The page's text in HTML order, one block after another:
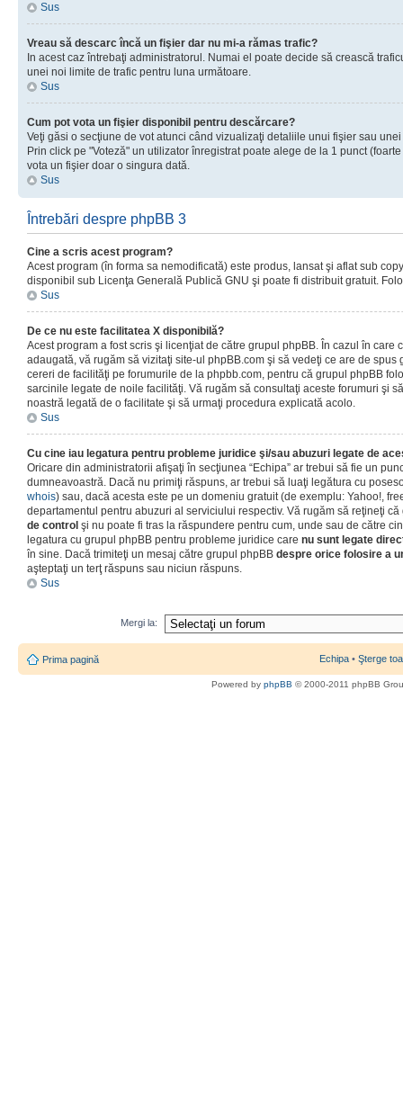
Sus
Vreau să descarc încă un fişier dar nu mi-a rămas trafic?
In acest caz întrebaţi administratorul. Numai el poate decide să crească
unei noi limite de trafic pentru luna următoare.
Sus
Cum pot vota un fişier disponibil pentru descărcare?
Veţi găsi o secţiune de vot atunci când vizualizaţi detaliile unui fişier sau
Prin click pe "Voteză" un utilizator înregistrat poate alege de la 1 punct
vota un fişier doar o singura dată.
Sus
Întrebări despre phpBB 3
Cine a scris acest program?
Acest program (în forma sa nemodificată) este produs, lansat şi aflat sub
disponibil sub Licenţa Generală Publică GNU şi poate fi distribuit gratuit.
Sus
De ce nu este facilitatea X disponibilă?
Acest program a fost scris şi licenţiat de către grupul phpBB. În cazul în care
adaugată, vă rugăm să vizitaţi site-ul phpBB.com şi să vedeţi ce are de
cereri de facilităţi pe forumurile de la phpbb.com, pentru că grupul phpBB
sarcinile legate de noile facilităţi. Vă rugăm să consultaţi aceste forumuri şi
noastră legată de o facilitate şi să urmaţi procedura explicată acolo.
Sus
Cu cine iau legatura pentru probleme juridice şi/sau abuzuri legate de
Oricare din administratorii afişaţi în secţiunea “Echipa” ar trebui să fie un
dumneavoastră. Dacă nu primiţi răspuns, ar trebui să luaţi legătura cu
whois) sau, dacă acesta este pe un domeniu gratuit (de exemplu: Yahoo!,
departamentul pentru abuzuri al serviciului respectiv. Vă rugăm să reţineţi
de control şi nu poate fi tras la răspundere pentru cum, unde sau de către
legatura cu grupul phpBB pentru probleme juridice care nu sunt legate
în sine. Dacă trimiteţi un mesaj către grupul phpBB despre orice folosire a
aşteptaţi un terţ răspuns sau niciun răspuns.
Sus
Mergi la:
Prima pagină Echipa • Şterge
Powered by phpBB © 2000-2011 phpBB